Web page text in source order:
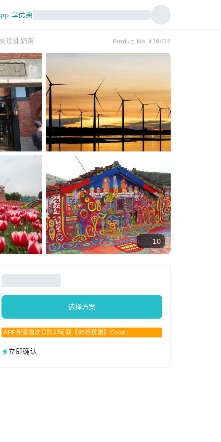
享优惠
珍珠奶茶 Product No. #18438
10
选择方案
APP新客首次订购即可获【95折优惠】Code：
立即确认